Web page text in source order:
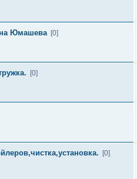
на Юмашева [0]
[0]
[0]